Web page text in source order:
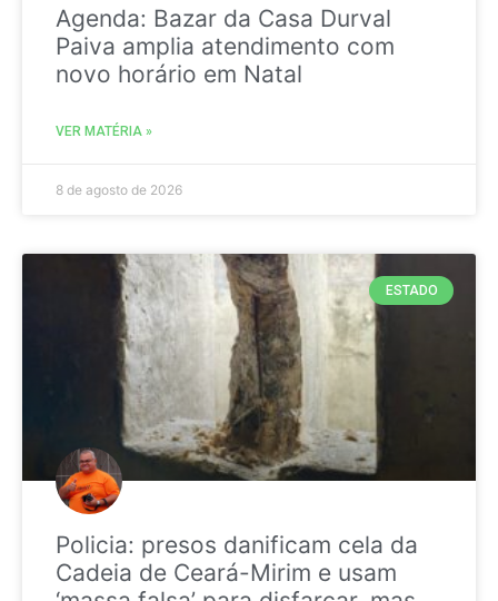
Agenda: Bazar da Casa Durval
Paiva amplia atendimento com
novo horário em Natal
VER MATÉRIA »
8 de agosto de 2026
ESTADO
Policia: presos danificam cela da
Cadeia de Ceará-Mirim e usam